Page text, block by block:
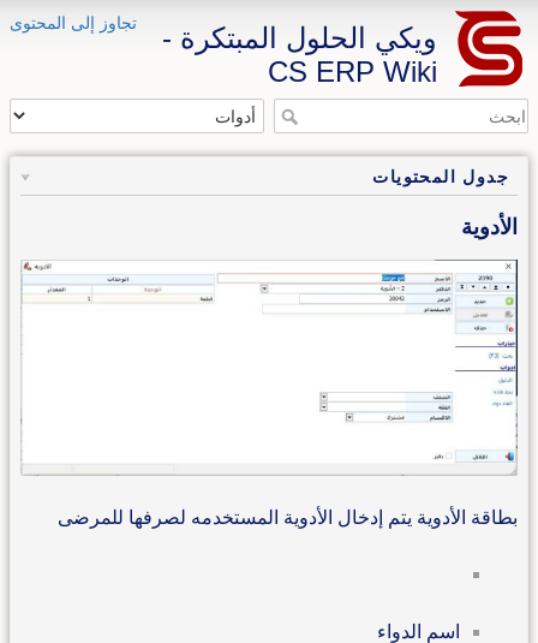
تجاوز إلى المحتوى
ويكي الحلول المبتكرة -
CS ERP Wiki
جدول المحتويات
الأدوية
بطاقة الأدوية يتم إدخال الأدوية المستخدمه لصرفها للمرضى
اسم الدواء